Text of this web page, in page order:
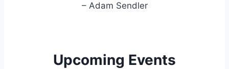
– Adam Sendler
Upcoming Events